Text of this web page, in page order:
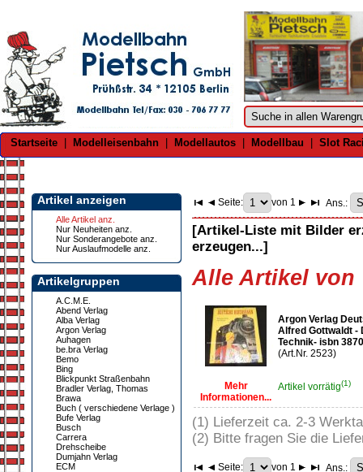
Startseite Modelleisenbahn Modellautos Modellbau Slot
Artikel anzeigen
Alle Artikel anz.
Nur Neuheiten anz.
Nur Sonderangebote anz.
Nur Auslaufmodelle anz.
Artikelgruppen
A.C.M.E.
Abend Verlag
Alba Verlag
Argon Verlag
Auhagen
be.bra Verlag
Bemo
Bing
Blickpunkt Straßenbahn
Bradler Verlag, Thomas
Brawa
Buch ( verschiedene Verlage )
Bufe Verlag
Busch
Carrera
Drehscheibe
Dumjahn Verlag
ECM
Seite: von 1 Ans.:
[Artikel-Liste mit Bilder
erzeugen...]
Alle Artikel von
Mehr
Informationen...
Argon Verlag
Alfred Gottwaldt -
Technik- isbn
(Art.Nr. 2523)
Artikel vorrätig(1)
(1) Lieferzeit ca. 2-3
(2) Bitte fragen Sie die
Seite: von 1 Ans.: